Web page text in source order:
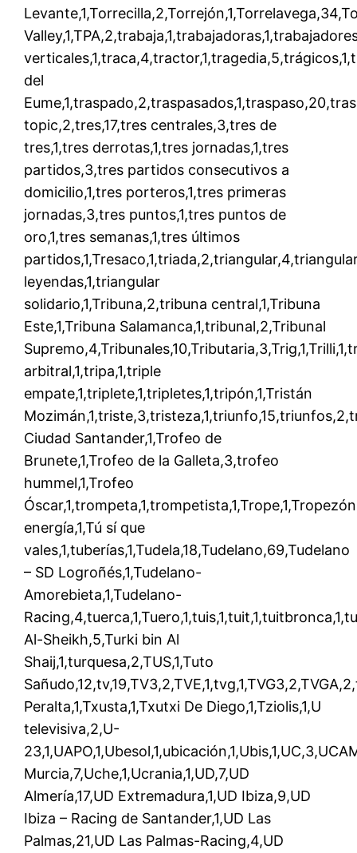
del
topic,2,tres,17,tres centrales,3,tres de
tres,1,tres derrotas,1,tres jornadas,1,tres
partidos,3,tres partidos consecutivos a
domicilio,1,tres porteros,1,tres primeras
jornadas,3,tres puntos,1,tres puntos de
oro,1,tres semanas,1,tres últimos
leyendas,1,triangular
solidario,1,Tribuna,2,tribuna central,1,Tribuna
Este,1,Tribuna Salamanca,1,tribunal,2,Tribunal
arbitral,1,tripa,1,triple
empate,1,triplete,1,tripletes,1,tripón,1,Tristán
Ciudad Santander,1,Trofeo de
Brunete,1,Trofeo de la Galleta,3,trofeo
hummel,1,Trofeo
energía,1,Tú sí que
vales,1,tuberías,1,Tudela,18,Tudelano,69,Tudelano
– SD Logroñés,1,Tudelano-
Amorebieta,1,Tudelano-
Al-Sheikh,5,Turki bin Al
Shaij,1,turquesa,2,TUS,1,Tuto
Peralta,1,Txusta,1,Txutxi De Diego,1,Tziolis,1,U
televisiva,2,U-
Murcia,7,Uche,1,Ucrania,1,UD,7,UD
Almería,17,UD Extremadura,1,UD Ibiza,9,UD
Ibiza – Racing de Santander,1,UD Las
Palmas,21,UD Las Palmas-Racing,4,UD